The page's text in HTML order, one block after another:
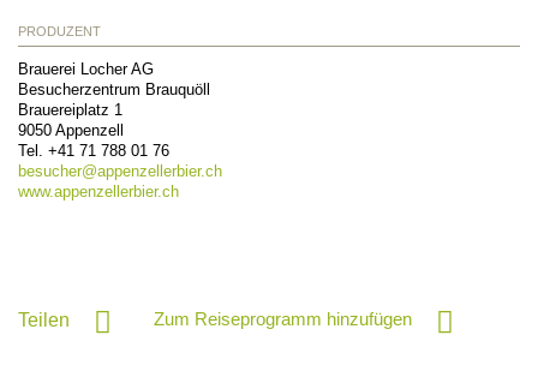
PRODUZENT
Brauerei Locher AG
Besucherzentrum Brauquöll
Brauereiplatz 1
9050 Appenzell
Tel. +41 71 788 01 76
besucher@appenzellerbier.ch
www.appenzellerbier.ch
Teilen Zum Reiseprogramm hinzufügen